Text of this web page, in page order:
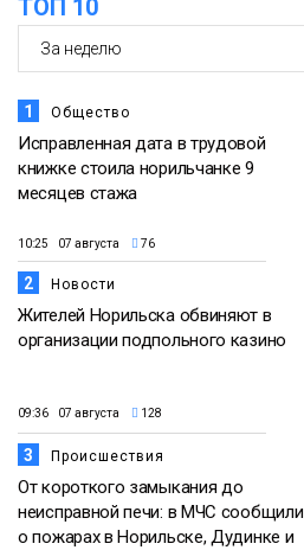
Новости
ТОП 10
1 Общество
Исправленная дата в трудовой
книжке стоила норильчанке 9
месяцев стажа
10:25 07 августа 76
2 Новости
Жителей Норильска обвиняют в
организации подпольного казино
09:36 07 августа 128
3 Происшествия
От короткого замыкания до
неисправной печи: в МЧС сообщили
о пожарах в Норильске, Дудинке и